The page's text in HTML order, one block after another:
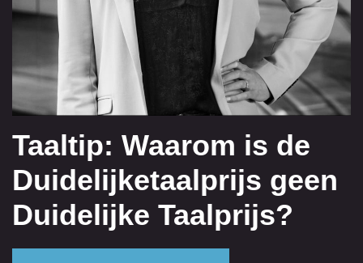
Taaltip: Waarom is de
Duidelijketaalprijs geen
Duidelijke Taalprijs?